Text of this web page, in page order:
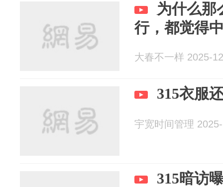
为什么那
行，都觉得
大春不一样 2025-
315衣服
宇宽时间管理
315暗访